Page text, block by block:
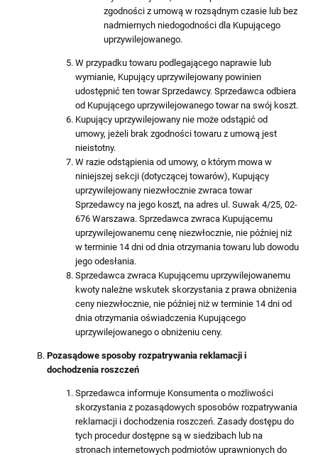
zgodności z umową w rozsądnym czasie lub bez
nadmiernych niedogodności dla Kupującego
uprzywilejowanego.
W przypadku towaru podlegającego naprawie lub
wymianie, Kupujący uprzywilejowany powinien
udostępnić ten towar Sprzedawcy. Sprzedawca odbiera
od Kupującego uprzywilejowanego towar na swój koszt.
Kupujący uprzywilejowany nie może odstąpić od
umowy, jeżeli brak zgodności towaru z umową jest
nieistotny.
W razie odstąpienia od umowy, o którym mowa w
niniejszej sekcji (dotyczącej towarów), Kupujący
uprzywilejowany niezwłocznie zwraca towar
Sprzedawcy na jego koszt, na adres ul. Suwak 4/25, 02-
676 Warszawa. Sprzedawca zwraca Kupującemu
uprzywilejowanemu cenę niezwłocznie, nie później niż
w terminie 14 dni od dnia otrzymania towaru lub dowodu
jego odesłania.
Sprzedawca zwraca Kupującemu uprzywilejowanemu
kwoty należne wskutek skorzystania z prawa obniżenia
ceny niezwłocznie, nie później niż w terminie 14 dni od
dnia otrzymania oświadczenia Kupującego
uprzywilejowanego o obniżeniu ceny.
Pozasądowe sposoby rozpatrywania reklamacji i
dochodzenia roszczeń
Sprzedawca informuje Konsumenta o możliwości
skorzystania z pozasądowych sposobów rozpatrywania
reklamacji i dochodzenia roszczeń. Zasady dostępu do
tych procedur dostępne są w siedzibach lub na
stronach internetowych podmiotów uprawnionych do